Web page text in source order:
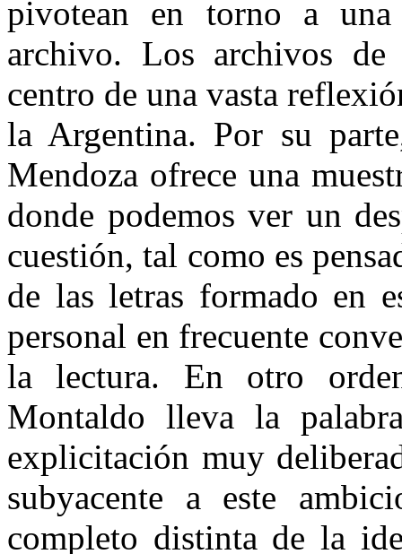
pivotean en torno a
archivo. Los archivos
centro de una vasta
la Argentina. Por su
Mendoza ofrece una
donde podemos ver un
cuestión, tal como es
de las letras formado en
personal en frecuente
la lectura. En otro
Montaldo lleva la
explicitación muy
subyacente a este
completo distinta de la